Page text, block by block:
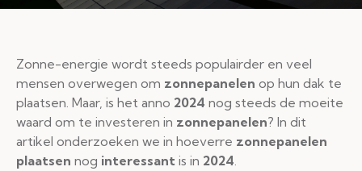
Zonne-energie wordt steeds populairder en veel
mensen overwegen om zonnepanelen op hun dak te
plaatsen. Maar, is het anno 2024 nog steeds de moeite
waard om te investeren in zonnepanelen? In dit
artikel onderzoeken we in hoeverre zonnepanelen
plaatsen nog interessant is in 2024.